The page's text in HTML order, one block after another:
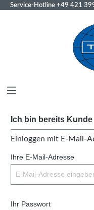
Service-Hotline +49 421
Ich bin bereits Kunde
Einloggen mit E-Mail-
Ihre E-Mail-Adresse
Ihr Passwort